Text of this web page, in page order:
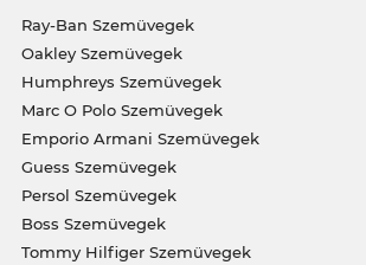
Ray-Ban Szemüvegek
Oakley Szemüvegek
Humphreys Szemüvegek
Marc O Polo Szemüvegek
Emporio Armani Szemüvegek
Guess Szemüvegek
Persol Szemüvegek
Boss Szemüvegek
Tommy Hilfiger Szemüvegek